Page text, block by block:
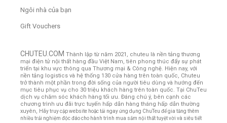
Ngôi nhà của bạn
Gift Vouchers
CHUTEU.COM Thành lập từ năm 2021, chuteu là nền tảng thương
mại điện tử nội thất hàng đầu Việt Nam, tiên phong thúc đẩy sự phát
triển tại khu vực thông qua Thương mại & Công nghệ. Hiện nay, với
nền tảng logistics và hệ thống 130 cửa hàng trên toàn quốc, Chuteu
trở thành một phần trong đời sống của người tiêu dùng và hướng đến
mục tiêu phục vụ cho 30 triệu khách hàng trên toàn quốc. Tại ChuTeu
dịch vụ chăm sóc khách hàng tối ưu. Đáng chú ý, bên cạnh các
chương trình ưu đãi trực tuyến hấp dẫn hàng tháng hấp dẫn thường
xuyên, Hãy truy cập website hoặc tải ngay ứng dụng ChuTeu để gia tăng thêm
nhiều trải nghiệm độc đáo cho hành trình mua sắm nội thất tuyệt vời và siêu tiết